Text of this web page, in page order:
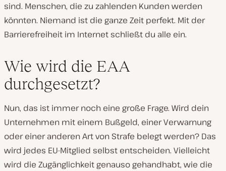
sind. Menschen, die zu zahlenden Kunden werden
könnten. Niemand ist die ganze Zeit perfekt. Mit der
Barrierefreiheit im Internet schließt du alle ein.
Wie wird die EAA
durchgesetzt?
Nun, das ist immer noch eine große Frage. Wird dein
Unternehmen mit einem Bußgeld, einer Verwarnung
oder einer anderen Art von Strafe belegt werden? Das
wird jedes EU-Mitglied selbst entscheiden. Vielleicht
wird die Zugänglichkeit genauso gehandhabt, wie die